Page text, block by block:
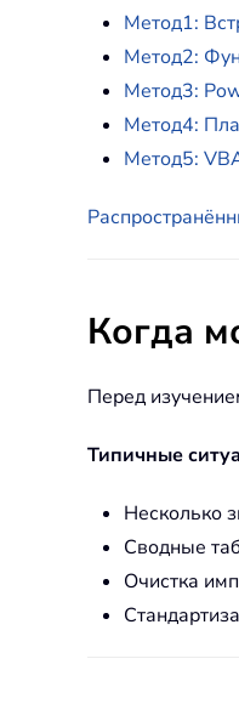
Метод1:
Метод2:
Метод3:
Метод4:
Метод5:
Когда
Перед
Типичные
Несколько
Сводные
Очистка